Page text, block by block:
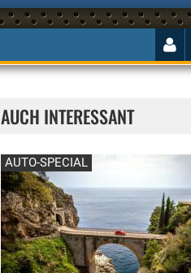
AUCH INTERESSANT
AUTO-SPECIAL